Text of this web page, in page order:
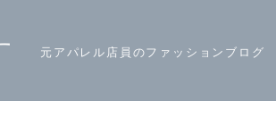
元アパレル店員のファッションブログ